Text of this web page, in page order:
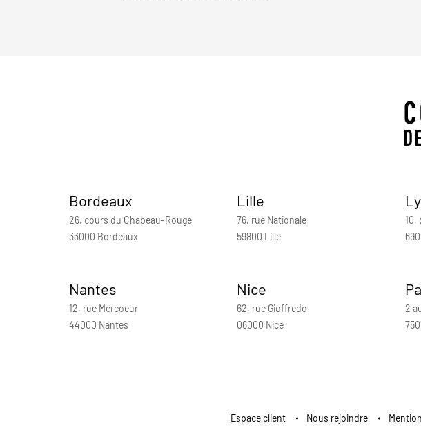
Bordeaux
26, cours du Chapeau-Rouge
33000 Bordeaux
Lille
76, rue Nationale
59800 Lille
10,
Nantes
12, rue Mercoeur
44000 Nantes
Nice
62, rue Gioffredo
06000 Nice
2
Espace client Nous rejoindre